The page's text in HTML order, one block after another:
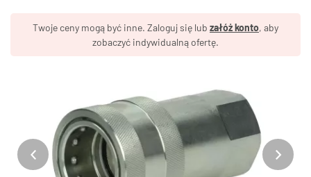
Twoje ceny mogą być inne. Zaloguj się lub załóż konto, aby
zobaczyć indywidualną ofertę.